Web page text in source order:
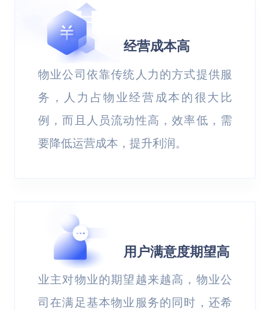
经营成本高
物业公司依靠传统人力的方式提供服
务，人力占物业经营成本的很大比
例，而且人员流动性高，效率低，需
要降低运营成本，提升利润。
用户满意度期望高
业主对物业的期望越来越高，物业公
司在满足基本物业服务的同时，还希